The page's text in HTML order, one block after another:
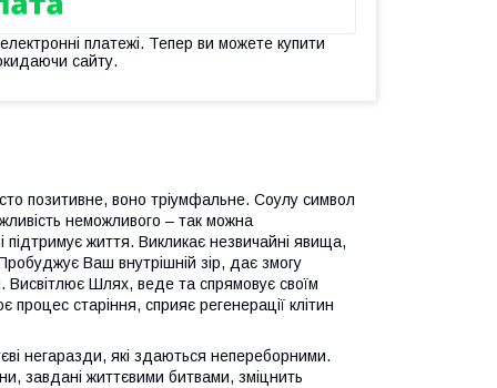
платежі. Тепер ви можете купити
сайту.
позитивне, воно тріумфальне. Соулу символ
неможливого – так можна
підтримує життя. Викликає незвичайні явища,
Ваш внутрішній зір, дає змогу
Висвітлює Шлях, веде та спрямовує своїм
старіння, сприяє регенерації клітин
негаразди, які здаються непереборними.
завдані життєвими битвами, зміцнить